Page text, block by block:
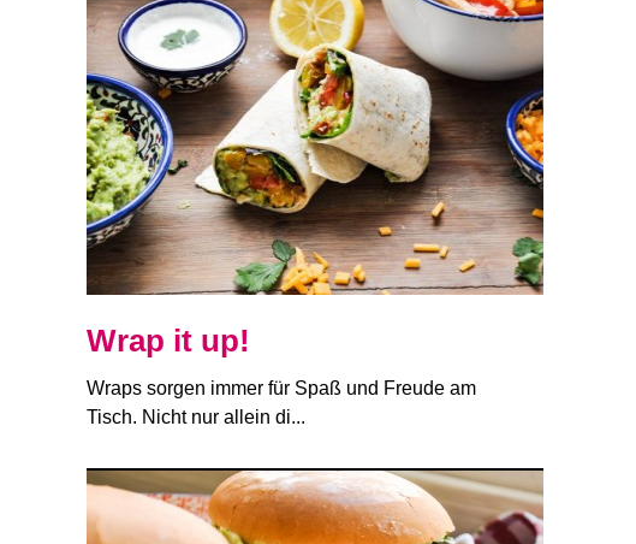
Wrap it up!
Wraps sorgen immer für Spaß und Freude am
Tisch. Nicht nur allein di...